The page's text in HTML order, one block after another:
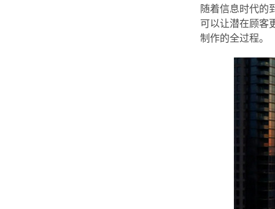
随着信息时代的
可以让潜在顾客
制作的全过程。